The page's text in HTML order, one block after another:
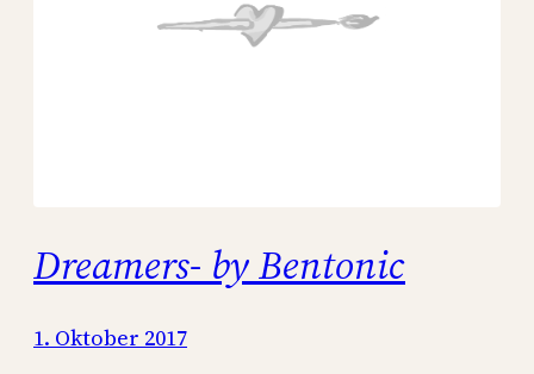
Dreamers- by Bentonic
1. Oktober 2017